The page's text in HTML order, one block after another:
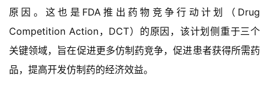
原因。这也是FDA推出药物竞争行动计划（Drug
Competition Action，DCT）的原因，该计划侧重于三个
关键领域，旨在促进更多仿制药竞争，促进患者获得所需药
品，提高开发仿制药的经济效益。